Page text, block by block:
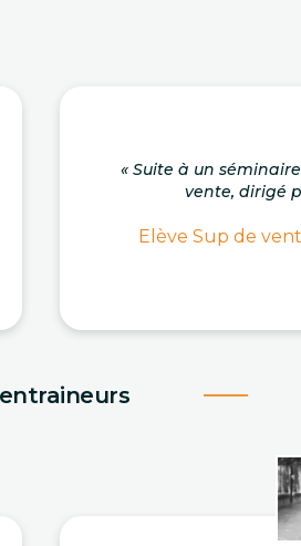
« Suite à un
vente, dirigé
Elève Sup de